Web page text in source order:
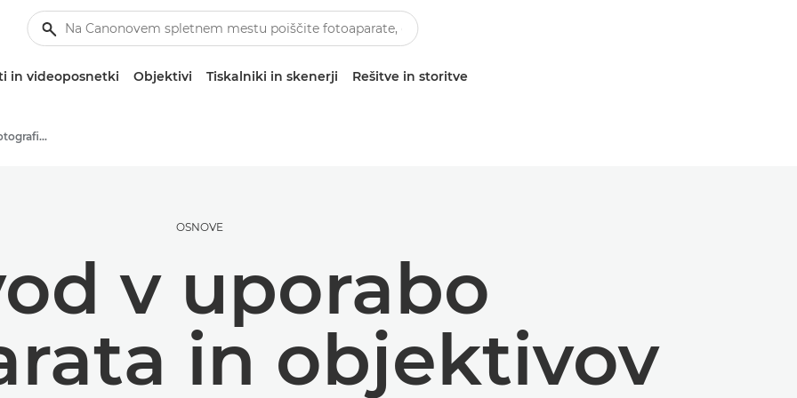
in videoposnetki Objektivi Tiskalniki in skenerji Rešitve in storitve
Namigi in tehnike za fotografiranje in tiskanje
OSNOVE
v uporabo
in objektivov